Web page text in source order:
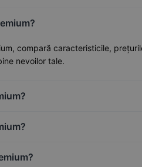
compară caracteristicile,
nevoilor tale.